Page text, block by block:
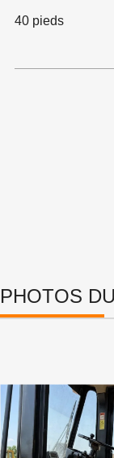
40 pieds
PHOTOS